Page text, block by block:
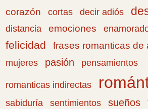
corazón
cortas decir adiós
distancia emociones
felicidad frases romanticas de
mujeres
pasión pensamientos
romanticas indirectas
sabiduría sentimientos sueños